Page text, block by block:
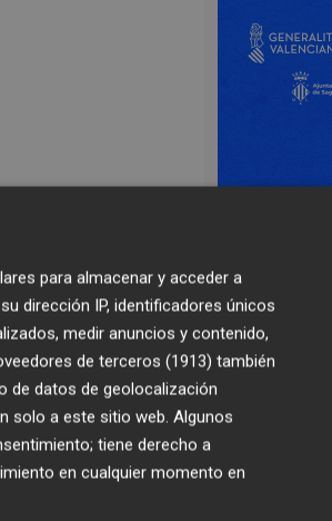
para almacenar y acceder a
dirección IP, identificadores únicos
medir anuncios y contenido,
de terceros (1913) también
de datos de geolocalización
solo a este sitio web. Algunos
tiene derecho a
en cualquier momento en